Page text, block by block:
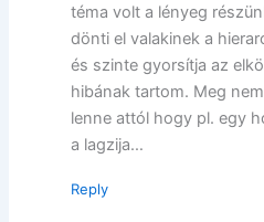
téma volt a lényeg
dönti el valakinek a
és szinte gyorsítja az
hibának tartom. Meg
lenne attól hogy pl. egy
a lagzija…
Reply